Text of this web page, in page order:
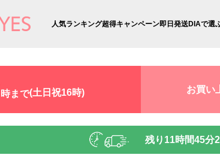
人気ランキング超得キャンペーン即日発送DIAで選
時まで(土日祝16時) お買い
残り 11時間45分